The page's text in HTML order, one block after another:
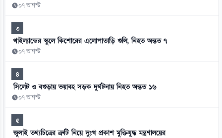
০৭ আগস্ট
৩
থাইল্যান্ডের স্কুলে কিশোরের এলোপাতাড়ি গুলি, নিহত অন্তত ৭
০৭ আগস্ট
৪
সিলেট ও বগুড়ায় ভয়াবহ সড়ক দুর্ঘটনায় নিহত অন্তত ১৬
০৭ আগস্ট
৫
জুলাই তথ্যচিত্রের ত্রুটি নিয়ে দুঃখ প্রকাশ মুক্তিযুদ্ধ মন্ত্রণালয়ের